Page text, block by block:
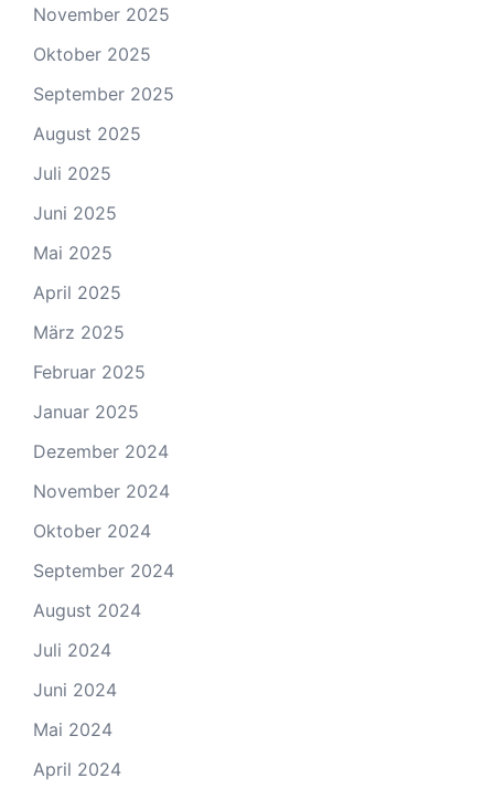
November 2025
Oktober 2025
September 2025
August 2025
Juli 2025
Juni 2025
Mai 2025
April 2025
März 2025
Februar 2025
Januar 2025
Dezember 2024
November 2024
Oktober 2024
September 2024
August 2024
Juli 2024
Juni 2024
Mai 2024
April 2024